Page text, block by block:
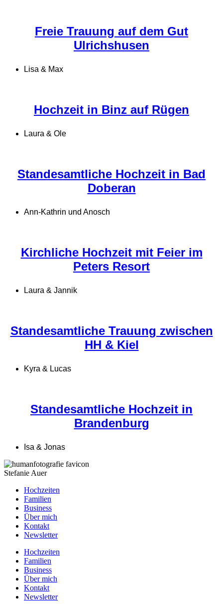
Freie Trauung auf dem Gut
Ulrichshusen
Lisa & Max
Hochzeit in Binz auf Rügen
Laura & Ole
Standesamtliche Hochzeit in Bad
Doberan
Ann-Kathrin und Anosch
Kirchliche Hochzeit mit Feier im
Peters Resort
Laura & Jannik
Standesamtliche Trauung zwischen
HH & Kiel
Kyra & Lucas
Standesamtliche Hochzeit in
Brandenburg
Isa & Jonas
Stefanie Auer
Hochzeiten
Familien
Business
Über mich
Kontakt
Newsletter
Hochzeiten
Familien
Business
Über mich
Kontakt
Newsletter